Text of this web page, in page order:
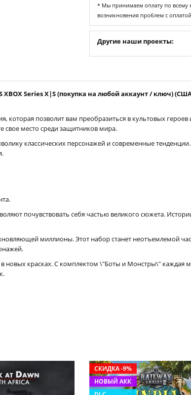
* Мы принимаем оплату по всему
возникновения проблем с
Другие наши проекты:
Series X|S (покупка на любой аккаунт / ключ)
которая позволит вам преобразиться в культовых
свое место среди защитников мира.
классических персонажей и современные
почувствовать себя частью великого сюжета.
миллионы. Этот набор станет неотъемлемой
новых красках. С комплектом \"Боты и Монстры\" каждая
СКИДКА -9%
НОВЫЙ АКК